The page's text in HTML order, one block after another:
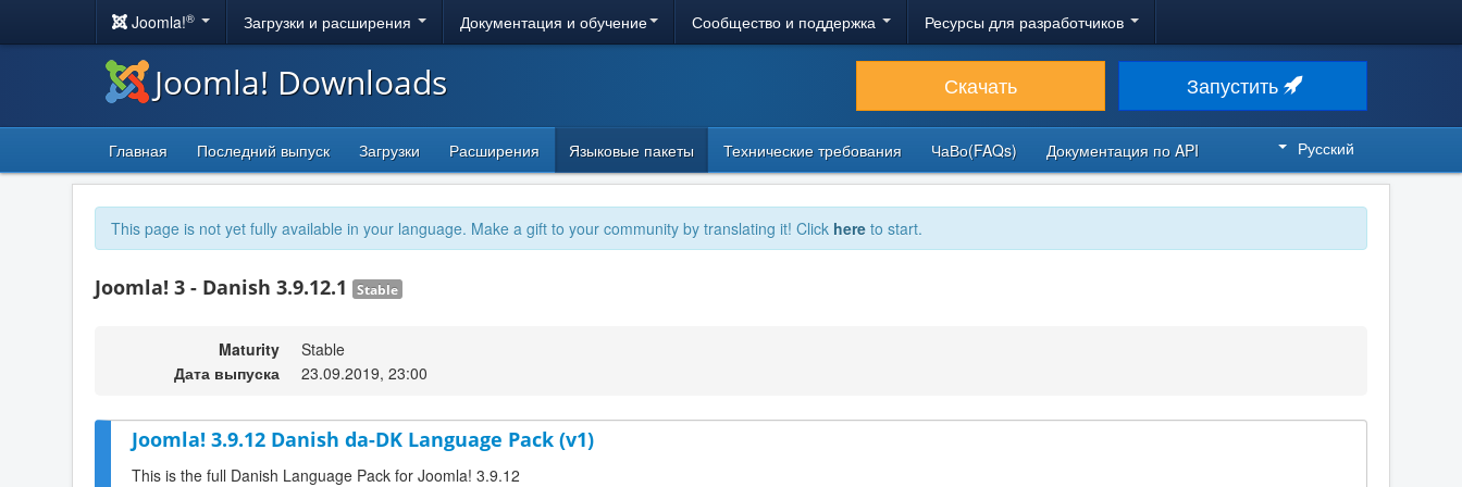
Joomla!® Загрузки и расширения Документация и обучение Сообщество и поддержка Ресурсы для разработчиков
Joomla! Downloads Скачать Запустить
Главная Последний выпуск Загрузки Расширения Языковые пакеты Технические требования ЧаВо(FAQs) Документация по API Русский
This page is not yet fully available in your language. Make a gift to your community by translating it! Click here to start.
Joomla! 3 - Danish 3.9.12.1 Stable
Maturity
Stable
Дата выпуска
23.09.2019, 23:00
Joomla! 3.9.12 Danish da-DK Language Pack (v1)
This is the full Danish Language Pack for Joomla! 3.9.12